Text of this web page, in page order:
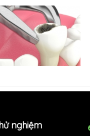
nghiệm